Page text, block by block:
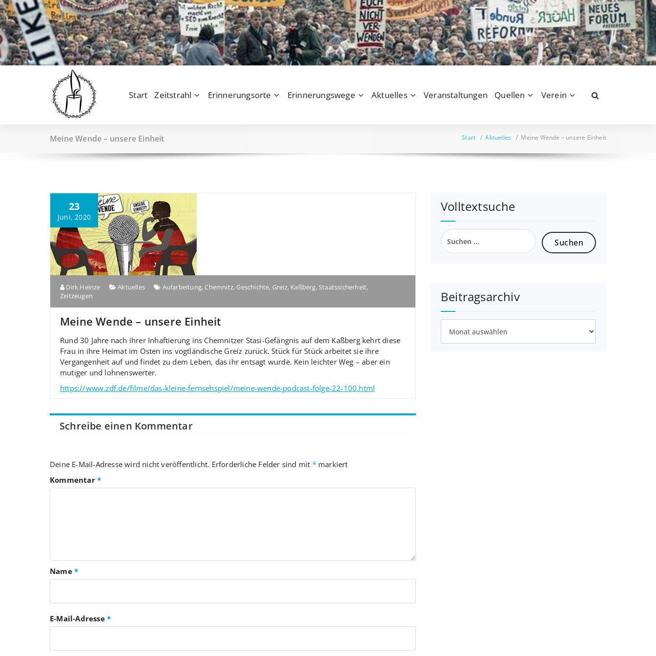
Zum
Inhalt
springen
Start Zeitstrahl Erinnerungsorte Erinnerungswege Aktuelles Veranstaltungen Quellen Verein
Meine Wende – unsere Einheit Start /Aktuelles / Meine Wende – unsere Einheit
23
Juni, 2020
Dirk Heinze Aktuelles Aufarbeitung, Chemnitz, Geschichte, Greiz, Kaßberg, Staatssicherheit,
Zeitzeugen
Meine Wende – unsere Einheit
Rund 30 Jahre nach ihrer Inhaftierung ins Chemnitzer Stasi-Gefängnis auf dem Kaßberg kehrt diese
Frau in ihre Heimat im Osten ins vogtländische Greiz zurück. Stück für Stück arbeitet sie ihre
Vergangenheit auf und findet zu dem Leben, das ihr entsagt wurde. Kein leichter Weg – aber ein
mutiger und lohnenswerter.
https://www.zdf.de/filme/das-kleine-fernsehspiel/meine-wende-podcast-folge-22-100.html
Schreibe einen Kommentar
Deine E-Mail-Adresse wird nicht veröffentlicht. Erforderliche Felder sind mit *markiert
Kommentar *
Name *
E-Mail-Adresse *
Volltextsuche
Suchen
nach:
Beitragsarchiv